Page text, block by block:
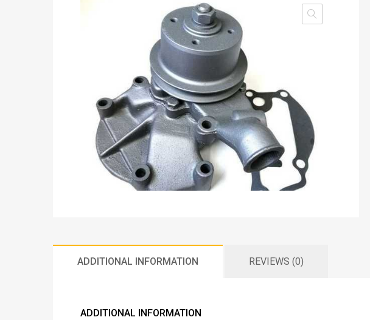
ADDITIONAL INFORMATION REVIEWS (0)
ADDITIONAL INFORMATION